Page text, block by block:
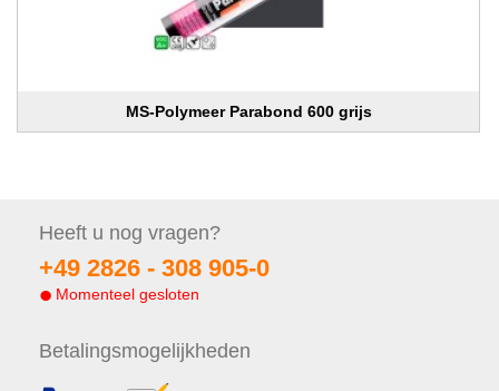
MS-Polymeer Parabond 600 grijs
Heeft u nog vragen?
+49 2826 - 308 905-0
Momenteel gesloten
Betalingsmogelijkheden